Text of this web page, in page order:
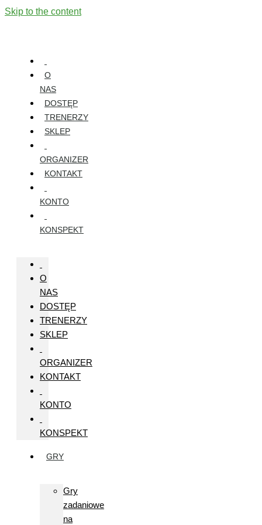
Skip to the content
O
NAS
DOSTĘP
TRENERZY
SKLEP
ORGANIZER
KONTAKT
KONTO
KONSPEKT
O
NAS
DOSTĘP
TRENERZY
SKLEP
ORGANIZER
KONTAKT
KONTO
KONSPEKT
GRY
Gry
zadaniowe
na